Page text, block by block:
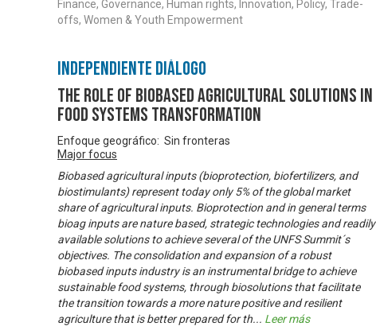
Finance, Governance, Human rights, Innovation, Policy, Trade-
offs, Women & Youth Empowerment
Independiente Diálogo
The Role of Biobased Agricultural Solutions in
Food Systems Transformation
Enfoque geográfico: Sin fronteras
Major focus
Biobased agricultural inputs (bioprotection, biofertilizers, and
biostimulants) represent today only 5% of the global market
share of agricultural inputs. Bioprotection and in general terms
bioag inputs are nature based, strategic technologies and readily
available solutions to achieve several of the UNFS Summit´s
objectives. The consolidation and expansion of a robust
biobased inputs industry is an instrumental bridge to achieve
sustainable food systems, through biosolutions that facilitate
the transition towards a more nature positive and resilient
agriculture that is better prepared for th... Leer más